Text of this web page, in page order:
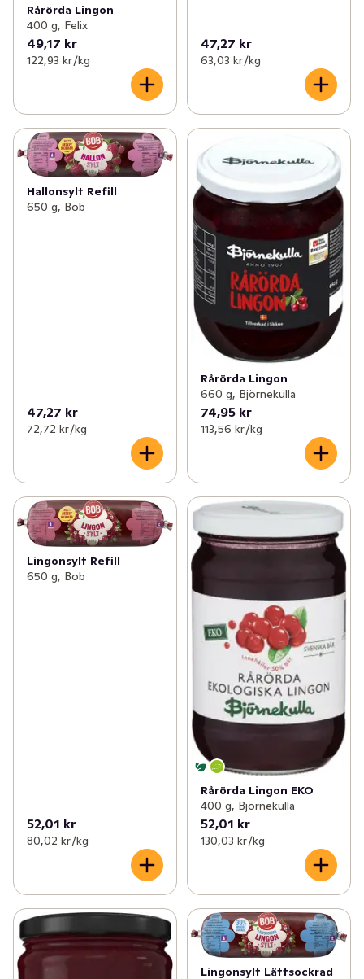
Rårörda Lingon
400 g, Felix
49,17 kr
122,93 kr /kg
47,27 kr
63,03 kr /kg
Hallonsylt Refill
650 g, Bob
47,27 kr
72,72 kr /kg
Rårörda Lingon
660 g, Björnekulla
74,95 kr
113,56 kr /kg
Lingonsylt Refill
650 g, Bob
52,01 kr
80,02 kr /kg
Rårörda Lingon EKO
400 g, Björnekulla
52,01 kr
130,03 kr /kg
Lingonsylt Lättsockrad